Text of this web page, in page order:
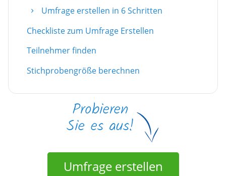
Umfrage erstellen in 6 Schritten
Checkliste zum Umfrage Erstellen
Teilnehmer finden
Stichprobengröße berechnen
Umfrage erstellen